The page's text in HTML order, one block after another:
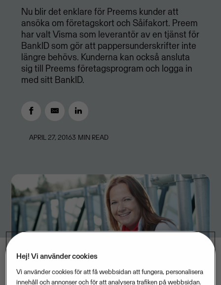
Nu blir det enklare för Preems kunder att
ansöka om företagskort och Såifakort. Preem
har valt Visma som leverantör av en tjänst för
BankID som gör att pappersunderskrifter inte
längre behövs. Kunderna kan också ansluta
sig till Preems företagsprogram och logga in
med sitt BankID.
APRIL 27, 20163 MIN READ
Hej! Vi använder cookies
Vi använder cookies för att få webbsidan att fungera, personalisera
innehåll och annonser och för att analysera trafiken på webbsidan.